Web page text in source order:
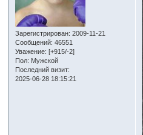
Зарегистрирован: 2009-11-21
Сообщений: 46551
Уважение: [+915/-2]
Пол: Мужской
Последний визит:
2025-06-28 18:15:21